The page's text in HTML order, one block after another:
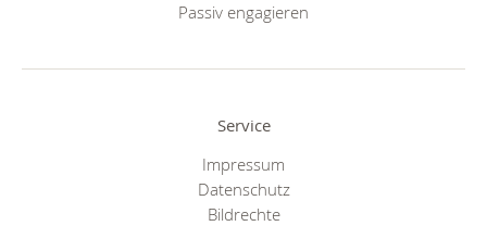
Passiv engagieren
Service
Impressum
Datenschutz
Bildrechte